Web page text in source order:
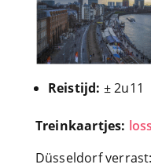
Reistijd: ± 2u11
Treinkaartjes:
Düsseldorf